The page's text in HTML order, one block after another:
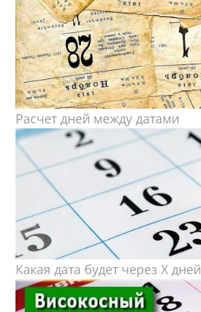
Расчет дней между датами
Какая дата будет через X дней